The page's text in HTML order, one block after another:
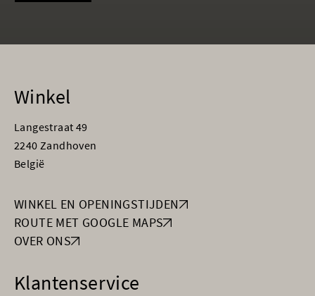
Winkel
Langestraat 49
2240 Zandhoven
België
WINKEL EN OPENINGSTIJDEN
ROUTE MET GOOGLE MAPS
OVER ONS
Klantenservice